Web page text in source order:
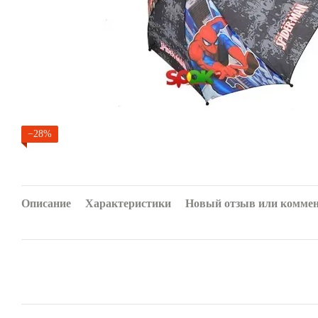
−28%
Описание Характеристики Новый отзыв или